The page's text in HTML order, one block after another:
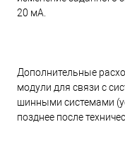
20 мА.
Дополнительные
модули для связи с
шинными системами
позднее после